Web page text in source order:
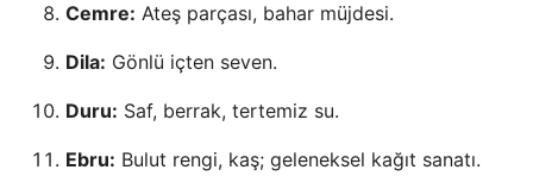
Cemre: Ateş parçası, bahar müjdesi.
Dila: Gönlü içten seven.
Duru: Saf, berrak, tertemiz su.
Ebru: Bulut rengi, kaş; geleneksel kağıt sanatı.